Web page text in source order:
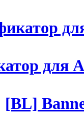
для
[BL]